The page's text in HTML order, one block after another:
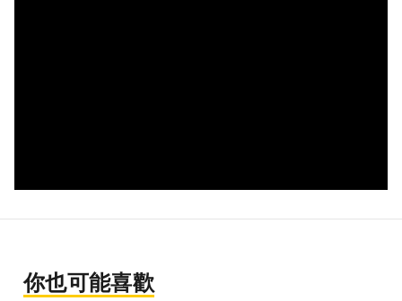
你也可能喜歡